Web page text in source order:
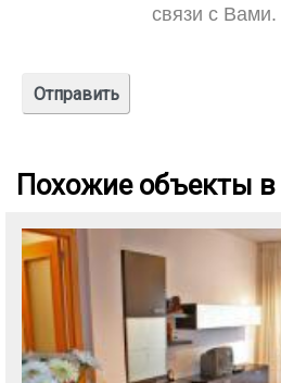
связи с Вами.
Похожие объекты